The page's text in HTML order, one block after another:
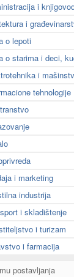
i
i
o lepoti
o starima i deci,
i
tehnologije
i marketing
industrija
i skladištenje
i turizam
i farmacija
postavljanja